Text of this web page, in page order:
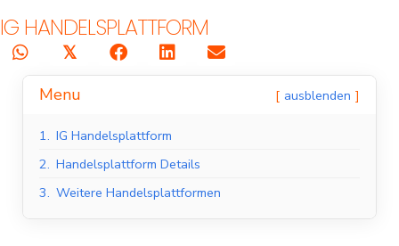
IG HANDELSPLATTFORM
𝕏
Menu ausblenden
1. IG Handelsplattform
2. Handelsplattform Details
3. Weitere Handelsplattformen